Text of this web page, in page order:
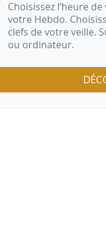
Choisissez l‘heure
votre Hebdo.
clefs de votre veille.
ou ordinateur.